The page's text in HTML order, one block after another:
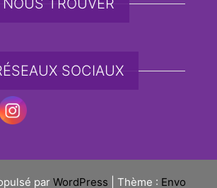
NOUS TROUVER
SOCIAUX
par WordPress Thème : Envo